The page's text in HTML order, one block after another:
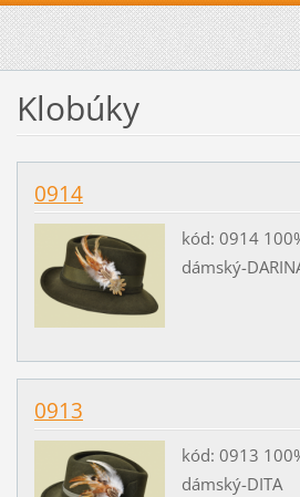
Klobúky
0914
kód: 0914
dámský-
0913
kód: 0913
dámský-DITA